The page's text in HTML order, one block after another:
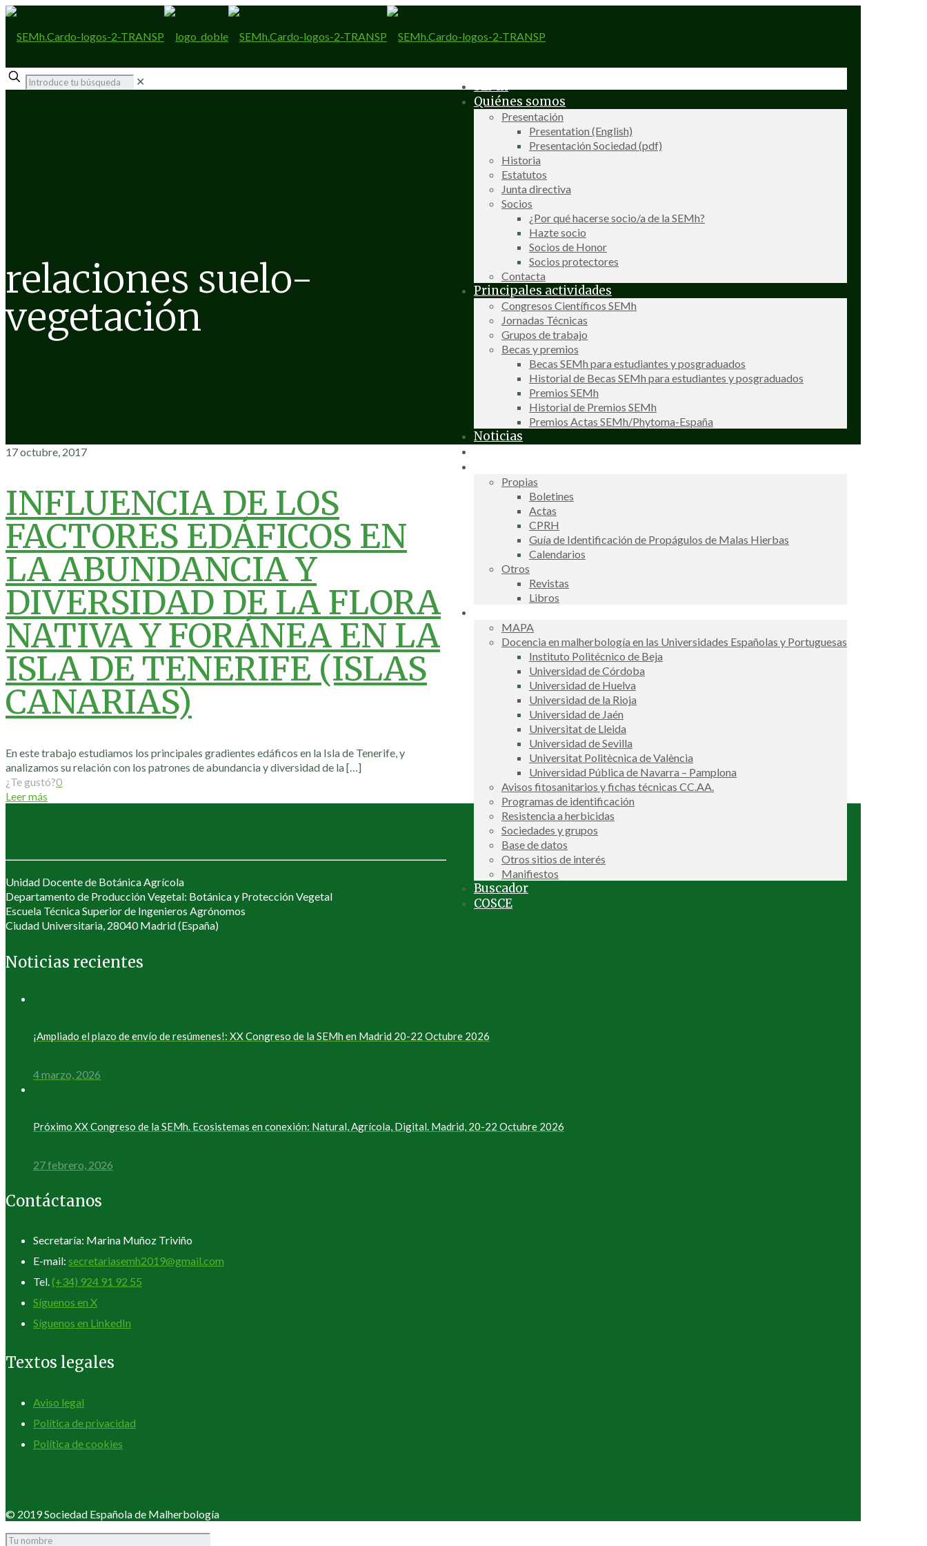
SEMh
Quiénes somos
Presentación
Presentation (English)
Presentación Sociedad (pdf)
Historia
Estatutos
Junta directiva
Socios
¿Por qué hacerse socio/a de la SEMh?
Hazte socio
Socios de Honor
Socios protectores
Contacta
Principales actividades
Congresos Científicos SEMh
Jornadas Técnicas
Grupos de trabajo
Becas y premios
Becas SEMh para estudiantes y posgraduados
Historial de Becas SEMh para estudiantes y posgraduados
Premios SEMh
Historial de Premios SEMh
Premios Actas SEMh/Phytoma-España
Noticias
Propias
Boletines
Actas
CPRH
Guía de Identificación de Propágulos de Malas Hierbas
Calendarios
Otros
Revistas
Libros
MAPA
Docencia en malherbología en las Universidades Españolas y Portuguesas
Instituto Politécnico de Beja
Universidad de Córdoba
Universidad de Huelva
Universidad de la Rioja
Universidad de Jaén
Universitat de Lleida
Universidad de Sevilla
Universitat Politècnica de València
Universidad Pública de Navarra – Pamplona
Avisos fitosanitarios y fichas técnicas CC.AA.
Programas de identificación
Resistencia a herbicidas
Sociedades y grupos
Base de datos
Otros sitios de interés
Manifiestos
Buscador
COSCE
✕
relaciones suelo-
vegetación
17 octubre, 2017
INFLUENCIA DE LOS
FACTORES EDÁFICOS EN
LA ABUNDANCIA Y
DIVERSIDAD DE LA FLORA
NATIVA Y FORÁNEA EN LA
ISLA DE TENERIFE (ISLAS
CANARIAS)
En este trabajo estudiamos los principales gradientes edáficos en la Isla de Tenerife, y
analizamos su relación con los patrones de abundancia y diversidad de la[…]
¿Te gustó?0
Leer más
Unidad Docente de Botánica Agrícola
Departamento de Producción Vegetal: Botánica y Protección Vegetal
Escuela Técnica Superior de Ingenieros Agrónomos
Ciudad Universitaria, 28040 Madrid (España)
Noticias recientes
¡Ampliado el plazo de envío de resúmenes!: XX Congreso de la SEMh en Madrid 20-22 Octubre 2026
4 marzo, 2026
Próximo XX Congreso de la SEMh. Ecosistemas en conexión: Natural, Agrícola, Digital. Madrid, 20-22 Octubre 2026
27 febrero, 2026
Contáctanos
Secretaría: Marina Muñoz Triviño
E-mail: secretariasemh2019@gmail.com
Tel. (+34) 924 91 92 55
Síguenos en X
Síguenos en LinkedIn
Textos legales
Aviso legal
Política de privacidad
Política de cookies
© 2019 Sociedad Española de Malherbología